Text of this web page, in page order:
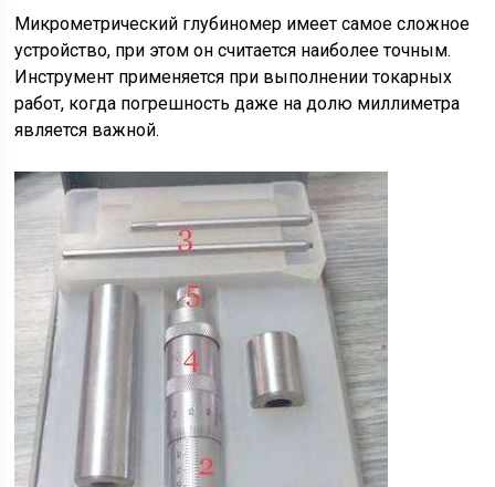
Микрометрический глубиномер имеет самое сложное
устройство, при этом он считается наиболее точным.
Инструмент применяется при выполнении токарных
работ, когда погрешность даже на долю миллиметра
является важной.